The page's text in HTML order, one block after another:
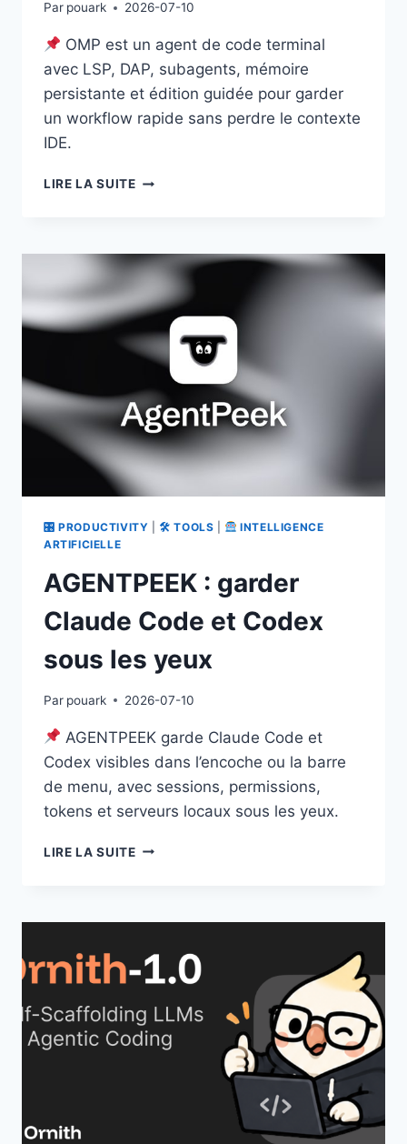
Par pouark 2026-07-10
OMP est un agent de code terminal
avec LSP, DAP, subagents, mémoire
persistante et édition guidée pour garder
un workflow rapide sans perdre le contexte
IDE.
LIRE LA SUITEOMP
DE
CODE
TERMINAL
BRANCHÉ
SUR
L’IDE
🎛 PRODUCTIVITY 🛠 TOOLS
INTELLIGENCE
ARTIFICIELLE
AGENTPEEK : garder
Claude Code et Codex
sous les yeux
Par pouark 2026-07-10
AGENTPEEK garde Claude Code et
Codex visibles dans l’encoche ou la barre
de menu, avec sessions, permissions,
tokens et serveurs locaux sous les yeux.
LIRE LA SUITEAGENTPEEK
CODE
CODEX
SOUS
YEUX